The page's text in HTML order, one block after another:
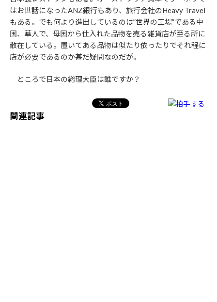
はお世話になったANZ銀行もあり、旅行会社のHeavy Travel
もある。でも何より進出しているのは”世界の工場”である中
国、華人で、母国から仕入れた品物を売る雑貨店が至る所に
散在している。置いてある品物は似たり依ったりでそれ程に
店が必要であるのか甚だ疑問なのだが。
ところで日本の総理大臣は誰ですか？
関連記事